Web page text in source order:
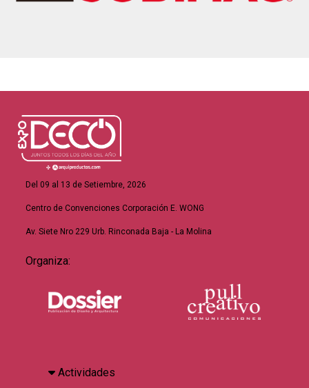
Del 09 al 13 de Setiembre, 2026
Centro de Convenciones Corporación E. WONG
Av. Siete Nro 229 Urb. Rinconada Baja - La Molina
Organiza:
Actividades